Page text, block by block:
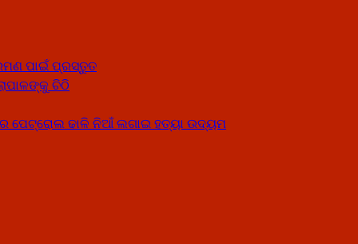
ପାଇଁ ପ୍ରସ୍ତୁତ
ଚିଠି
ପେଟ୍ରୋଲ ଢାଳି ନିଆଁ ଲଗାଇ ହତ୍ୟା ଉଦ୍ୟମ